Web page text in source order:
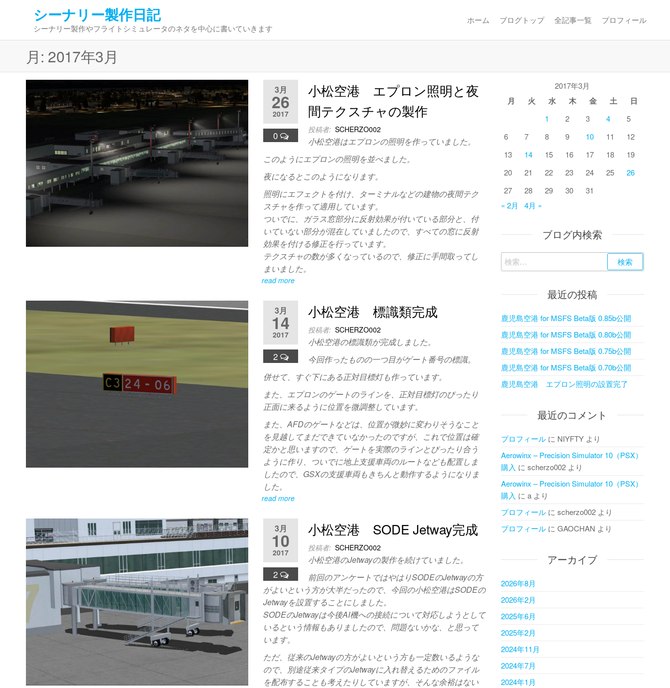
ン
シーナリー製作日記
シーナリー製作やフライトシミュレータのネタを中心に書いていきます
ホーム ブログトップ 全記事一覧 プロフィール
月: 2017年3月
3月
26
2017
0
小松空港 エプロン照明と夜
間テクスチャの製作
投稿者: SCHERZO002
小松空港はエプロンの照明を作っていました。
このようにエプロンの照明を並べました。
夜になるとこのようになります。
照明にエフェクトを付け、ターミナルなどの建物の夜間テク
スチャを作って適用しています。
ついでに、ガラス窓部分に反射効果が付いている部分と、付
いていない部分が混在していましたので、すべての窓に反射
効果を付ける修正を行っています。
テクスチャの数が多くなっているので、修正に手間取ってし
まいました。
read more
3月
14
2017
2
小松空港 標識類完成
投稿者: SCHERZO002
小松空港の標識類が完成しました。
今回作ったものの一つ目がゲート番号の標識。
併せて、すぐ下にある正対目標灯も作っています。
また、エプロンのゲートのラインを、正対目標灯のぴったり
正面に来るように位置を微調整しています。
また、AFDのゲートなどは、位置が微妙に変わりそうなこと
を見越してまだできていなかったのですが、これで位置は確
定かと思いますので、ゲートを実際のラインとぴったり合う
ように作り、ついでに地上支援車両のルートなども配置しま
したので、GSXの支援車両もきちんと動作するようになりま
した。
read more
3月
10
2017
2
小松空港 SODE Jetway完成
投稿者: SCHERZO002
小松空港のJetwayの製作を続けていました。
前回のアンケートではやはりSODEのJetwayの方
がよいという方が大半だったので、今回の小松空港はSODEの
Jetwayを設置することにしました。
SODEのJetwayは今後AI機への接続について対応しようとして
いるという情報もありましたので、問題ないかな、と思って
います。
ただ、従来のJetwayの方がよいという方も一定数いるような
ので、別途従来タイプのJetwayに入れ替えるためのファイル
を配布することも考えたりしていますが、そんな余裕はない
2017年3月
月 火 水 木 金 土 日
1 2 3 4
5
6
7 8 9 10 11
12
13
14 15 16 17 18
19
20
21 22 23 24 25
26
27
28 29 30
31
« 2月
4月 »
ブログ内検索
検
索:
最近の投稿
鹿児島空港 for MSFS Beta版 0.85b公開
鹿児島空港 for MSFS Beta版 0.80b公開
鹿児島空港 for MSFS Beta版 0.75b公開
鹿児島空港 for MSFS Beta版 0.70b公開
鹿児島空港 エプロン照明の設置完了
最近のコメント
プロフィールに NIYFTYより
Aerowinx – Precision Simulator 10（PSX）
購入 に scherzo002より
Aerowinx – Precision Simulator 10（PSX）
購入 に aより
プロフィールに scherzo002より
プロフィールに GAOCHAN より
アーカイブ
2026年8月
2026年2月
2025年6月
2025年2月
2024年11月
2024年7月
2024年1月